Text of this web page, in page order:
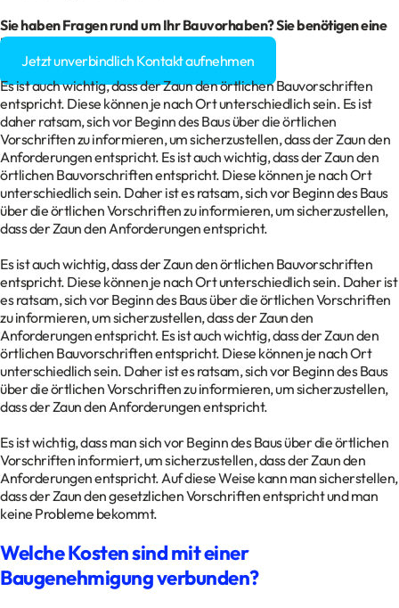
Sie haben Fragen rund um IhrBauvorhaben? Sie benötigen eine
Baugenehmigung?
Jetzt unverbindlich Kontakt aufnehmen
Es ist auch wichtig, dass der Zaun den örtlichen Bauvorschriften
entspricht. Diese können je nach Ort unterschiedlich sein. Es ist
daher ratsam, sich vor Beginn des Baus über die örtlichen
Vorschriften zu informieren, um sicherzustellen, dass der Zaun den
Anforderungen entspricht. Es ist auch wichtig, dass der Zaun den
örtlichen Bauvorschriften entspricht. Diese können je nach Ort
unterschiedlich sein. Daher ist es ratsam, sich vor Beginn des Baus
über die örtlichen Vorschriften zu informieren, um sicherzustellen,
dass der Zaun den Anforderungen entspricht.
Es ist auch wichtig, dass der Zaun den örtlichen Bauvorschriften
entspricht. Diese können je nach Ort unterschiedlich sein. Daher ist
es ratsam, sich vor Beginn des Baus über die örtlichen Vorschriften
zu informieren, um sicherzustellen, dass der Zaun den
Anforderungen entspricht. Es ist auch wichtig, dass der Zaun den
örtlichen Bauvorschriften entspricht. Diese können je nach Ort
unterschiedlich sein. Daher ist es ratsam, sich vor Beginn des Baus
über die örtlichen Vorschriften zu informieren, um sicherzustellen,
dass der Zaun den Anforderungen entspricht.
Es ist wichtig, dass man sich vor Beginn des Baus über die örtlichen
Vorschriften informiert, um sicherzustellen, dass der Zaun den
Anforderungen entspricht. Auf diese Weise kann man sicherstellen,
dass der Zaun den gesetzlichen Vorschriften entspricht und man
keine Probleme bekommt.
Welche Kosten sind mit einer
Baugenehmigung verbunden?